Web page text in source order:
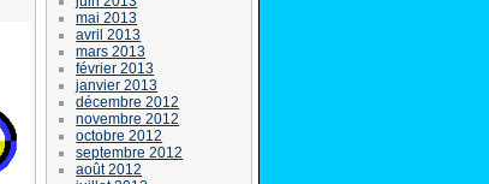
mai 2013
avril 2013
mars 2013
février 2013
janvier 2013
décembre 2012
novembre 2012
octobre 2012
septembre 2012
août 2012